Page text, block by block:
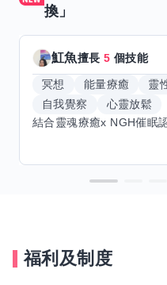
換」
魟魚擅長5 個技能
冥想 能量療癒
靈
自我覺察
心靈放鬆
福利及制度